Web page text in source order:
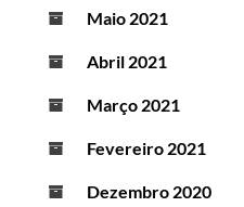
Maio 2021
Abril 2021
Março 2021
Fevereiro 2021
Dezembro 2020